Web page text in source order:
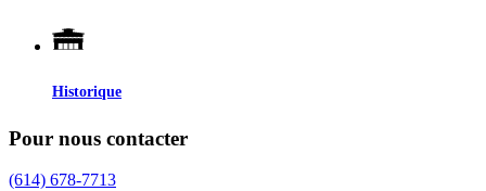
Historique
Pour nous contacter
(614) 678-7713